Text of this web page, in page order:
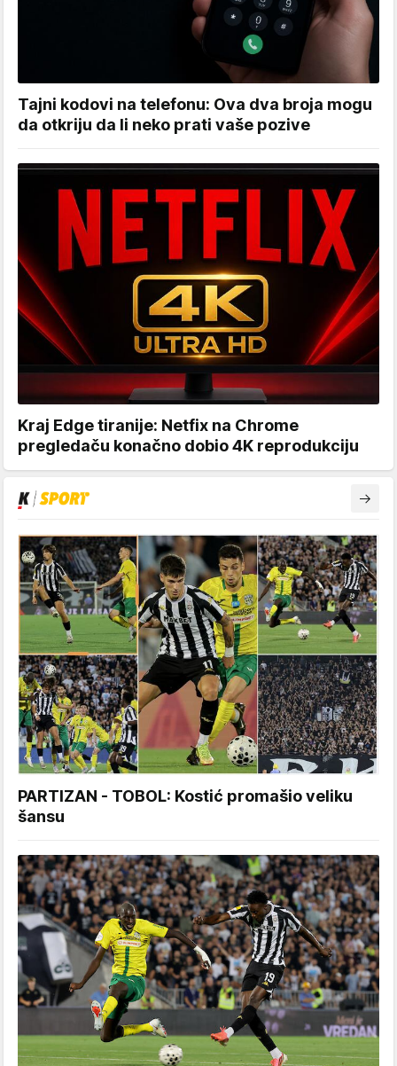
Tajni kodovi na telefonu: Ova dva broja mogu
da otkriju da li neko prati vaše pozive
Kraj Edge tiranije: Netfix na Chrome
pregledaču konačno dobio 4K reprodukciju
PARTIZAN - TOBOL: Kostić promašio veliku
šansu